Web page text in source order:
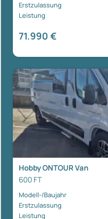
Erstzulassung
Leistung
71.990 €
Hobby ONTOUR Van
600 FT
Modell-/Baujahr
Erstzulassung
Leistung